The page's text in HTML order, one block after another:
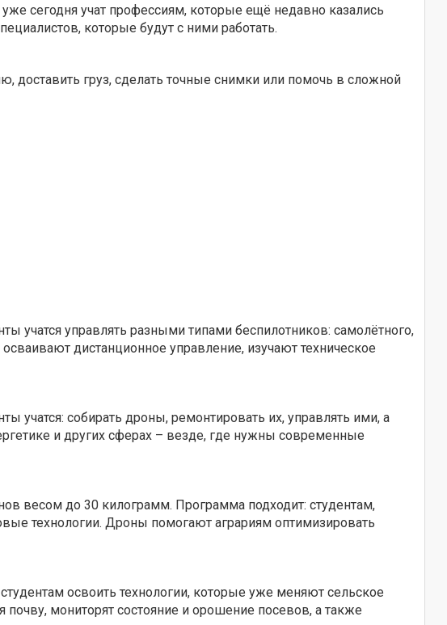
сегодня учат профессиям, которые ещё недавно казались
которые будут с ними работать.
груз, сделать точные снимки или помочь в сложной
учатся управлять разными типами беспилотников: самолётного,
дистанционное управление, изучают техническое
учатся: собирать дроны, ремонтировать их, управлять ими, а
и других сферах – везде, где нужны современные
весом до 30 килограмм. Программа подходит: студентам,
технологии. Дроны помогают аграриям оптимизировать
освоить технологии, которые уже меняют сельское
мониторят состояние и орошение посевов, а также